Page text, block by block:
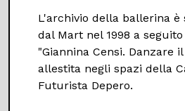
L'archivio della ballerina è
dal Mart nel 1998 a
"Giannina Censi. Danzare
allestita negli spazi della
Futurista Depero.